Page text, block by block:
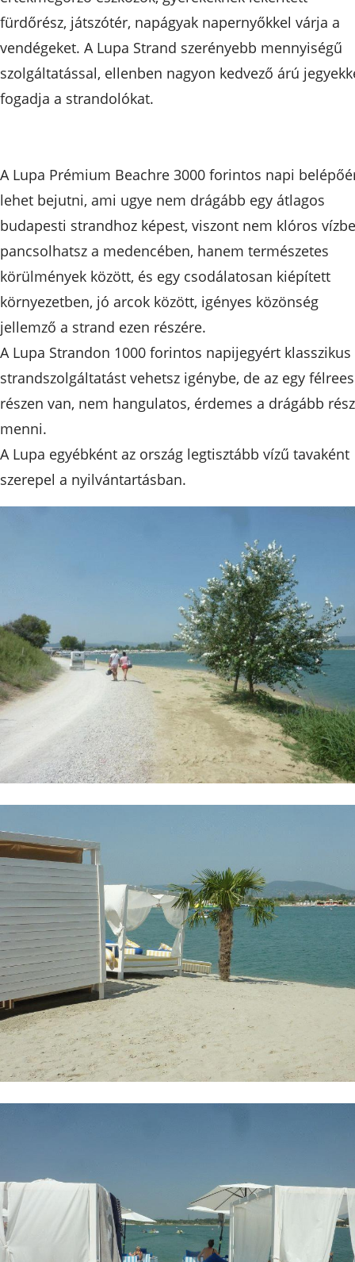
fürdőrész, játszótér, napágyak napernyőkkel várja a
vendégeket. A Lupa Strand szerényebb mennyiségű
szolgáltatással, ellenben nagyon kedvező árú
fogadja a strandolókat.
​A Lupa Prémium Beachre 3000 forintos napi
lehet bejutni, ami ugye nem drágább egy átlagos
budapesti strandhoz képest, viszont nem klóros
pancsolhatsz a medencében, hanem természetes
körülmények között, és egy csodálatosan kiépített
környezetben, jó arcok között, igényes közönség
jellemző a strand ezen részére.
​A Lupa Strandon 1000 forintos napijegyért klasszikus
strandszolgáltatást vehetsz igénybe, de az egy
részen van, nem hangulatos, érdemes a drágább
menni.
​A Lupa egyébként az ország legtisztább vízű tavaként
szerepel a nyilvántartásban.